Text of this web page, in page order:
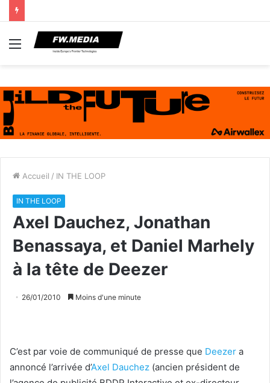
Menu
Accueil / IN THE LOOP
IN THE LOOP
Axel Dauchez, Jonathan
Benassaya, et Daniel Marhely
à la tête de Deezer
26/01/2010 Moins d'une minute
C’est par voie de communiqué de presse que Deezer a
annoncé l’arrivée d’Axel Dauchez (ancien président de